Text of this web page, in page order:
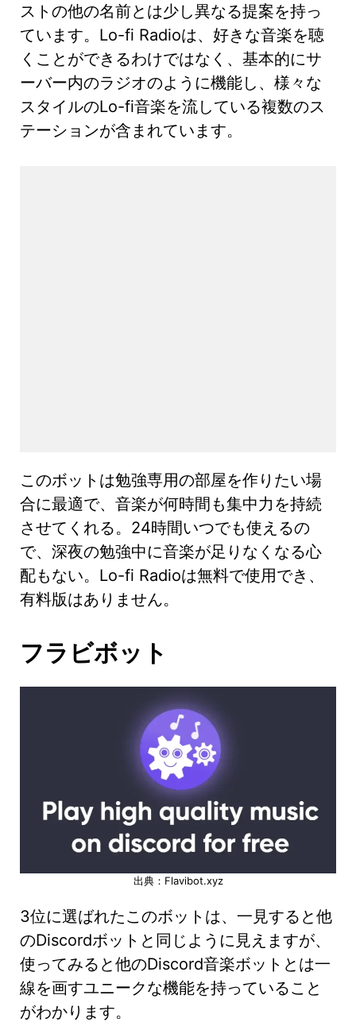
ストの他の名前とは少し異なる提案を持っ
ています。Lo-fi Radioは、好きな音楽を聴
くことができるわけではなく、基本的にサ
ーバー内のラジオのように機能し、様々な
スタイルのLo-fi音楽を流している複数のス
テーションが含まれています。
このボットは勉強専用の部屋を作りたい場
合に最適で、音楽が何時間も集中力を持続
させてくれる。24時間いつでも使えるの
で、深夜の勉強中に音楽が足りなくなる心
配もない。Lo-fi Radioは無料で使用でき、
有料版はありません。
フラビボット
出典：Flavibot.xyz
3位に選ばれたこのボットは、一見すると他
のDiscordボットと同じように見えますが、
使ってみると他のDiscord音楽ボットとは一
線を画すユニークな機能を持っていること
がわかります。